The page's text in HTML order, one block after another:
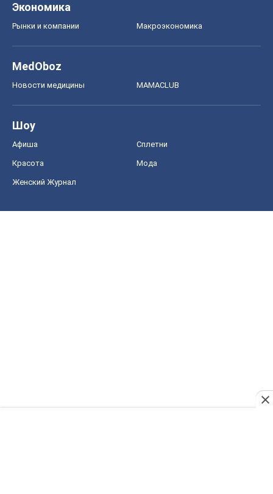
Экономика
Рынки и компании Mакроэкономика
MedOboz
Новости медицины MAMACLUB
Шоу
Афиша Сплетни
Красота Мода
Женский Журнал